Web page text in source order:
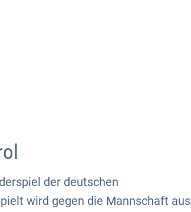
der deutschen
wird gegen die Mannschaft aus